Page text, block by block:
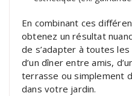
En combinant ces
obtenez un résultat
de s’adapter à toutes les
d’un dîner entre amis,
terrasse ou simplement
dans votre jardin.